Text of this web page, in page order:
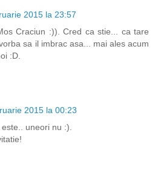
2015 la 23:57
Craciun :)). Cred ca stie... ca tare
sa il imbrac asa... mai ales acum
:D.
2015 la 00:23
uneori nu :).